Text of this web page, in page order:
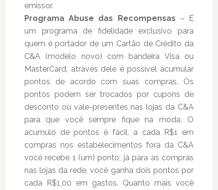
emissor.
Programa Abuse das Recompensas – É
um programa de fidelidade exclusivo para
quem é portador de um Cartão de Crédito da
C&A (modelo novo) com bandeira Visa ou
MasterCard, através dele é possível acumular
pontos de acordo com suas compras. Os
pontos podem ser trocados por cupons de
desconto ou vale-presentes nas lojas da C&A
para que você sempre fique na moda. O
acumulo de pontos é fácil, a cada R$1 em
compras nos estabelecimentos fora da C&A
você recebe 1 (um) ponto; já para as compras
nas lojas da rede, você ganha dois pontos por
cada R$1,00 em gastos. Quanto mais você